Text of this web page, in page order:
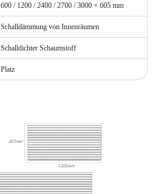
600 / 1200 / 2400 / 2700 / 3000 × 605 mm
Schalldämmung von Innenräumen
Schalldichter Schaumstoff
Platz